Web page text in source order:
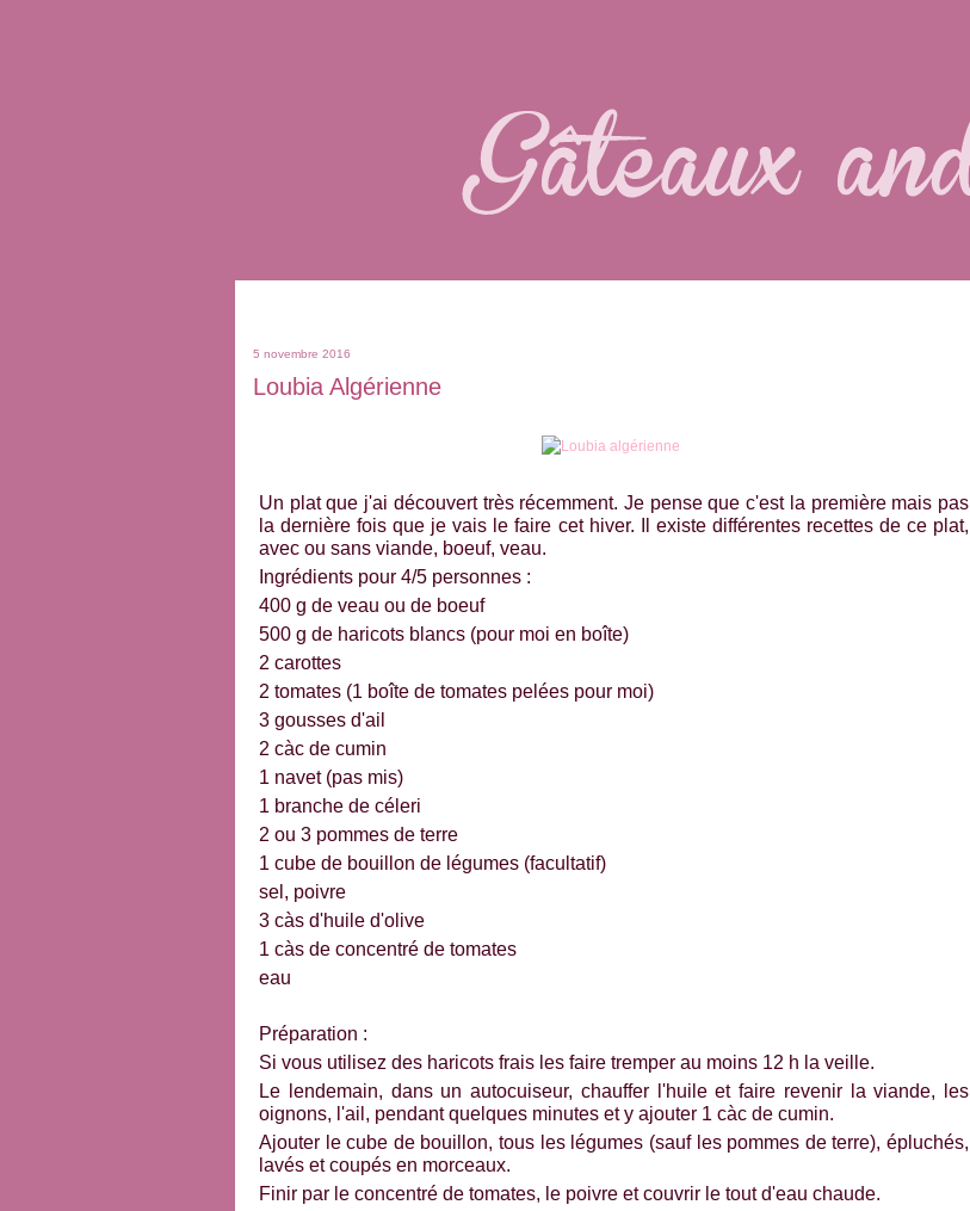
5 novembre 2016
Loubia Algérienne
Un plat que j'ai découvert très récemment. Je pense que c'est la première mais pas
la dernière fois que je vais le faire cet hiver. Il existe différentes recettes de ce plat,
avec ou sans viande, boeuf, veau.
Ingrédients pour 4/5 personnes :
400 g de veau ou de boeuf
500 g de haricots blancs (pour moi en boîte)
2 carottes
2 tomates (1 boîte de tomates pelées pour moi)
3 gousses d'ail
2 càc de cumin
1 navet (pas mis)
1 branche de céleri
2 ou 3 pommes de terre
1 cube de bouillon de légumes (facultatif)
sel, poivre
3 càs d'huile d'olive
1 càs de concentré de tomates
eau
Préparation :
Si vous utilisez des haricots frais les faire tremper au moins 12 h la veille.
Le lendemain, dans un autocuiseur, chauffer l'huile et faire revenir la viande, les
oignons, l'ail, pendant quelques minutes et y ajouter 1 càc de cumin.
Ajouter le cube de bouillon, tous les légumes (sauf les pommes de terre), épluchés,
lavés et coupés en morceaux.
Finir par le concentré de tomates, le poivre et couvrir le tout d'eau chaude.